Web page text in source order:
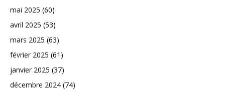
mai 2025 (60)
avril 2025 (53)
mars 2025 (63)
février 2025 (61)
janvier 2025 (37)
décembre 2024 (74)